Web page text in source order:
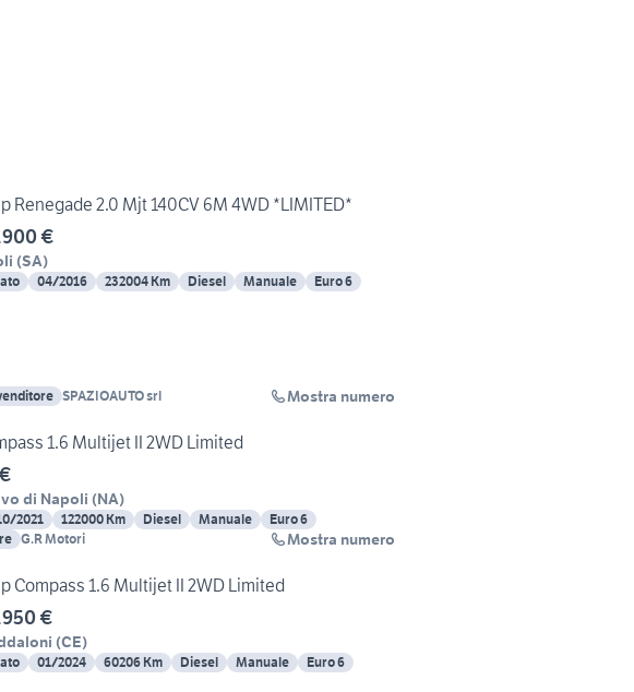
Renegade 2.0 Mjt 140CV 6M 4WD *LIMITED*
€
(SA)
04/2016 232004 Km Diesel Manuale Euro 6
SPAZIOAUTO srl Mostra numero
1.6 Multijet II 2WD Limited
di Napoli (NA)
2021 122000 Km Diesel Manuale
Euro 6
G.R Motori Mostra numero
Compass 1.6 Multijet II 2WD Limited
€
(CE)
01/2024 60206 Km Diesel Manuale Euro 6